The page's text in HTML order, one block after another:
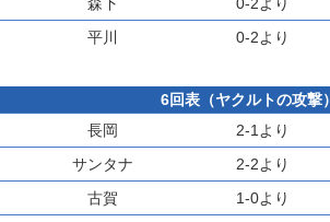
平川 0-2より
6回表（ヤクルトの攻撃）
長岡 2-1より
サンタナ 2-2より
古賀 1-0より